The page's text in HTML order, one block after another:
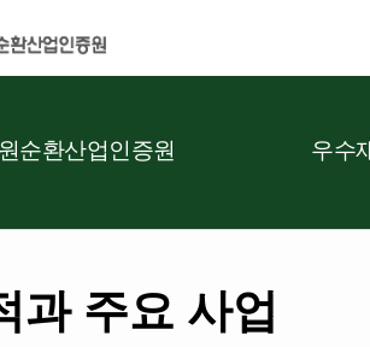
순환산업인증원 우수
과 주요 사업